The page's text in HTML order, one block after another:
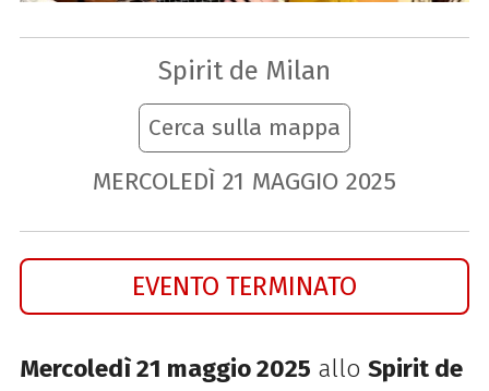
Spirit de Milan
Cerca sulla mappa
MERCOLEDÌ 21 MAGGIO 2025
EVENTO TERMINATO
Mercoledì 21 maggio 2025 allo Spirit de